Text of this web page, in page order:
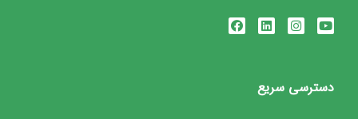
دسترسی سریع